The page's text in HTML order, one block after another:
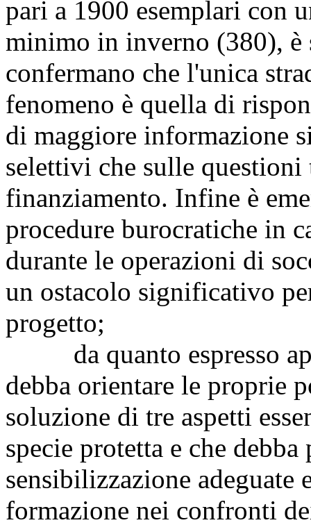
pari a 1900 esemplari con
minimo in inverno (380), è
confermano che l'unica
fenomeno è quella di
di maggiore informazione
selettivi che sulle
finanziamento. Infine è
procedure burocratiche in
durante le operazioni di
un ostacolo significativo
progetto;
da quanto espresso
debba orientare le proprie
soluzione di tre aspetti
specie protetta e che
sensibilizzazione
formazione nei confronti